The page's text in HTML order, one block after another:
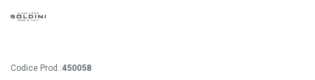
Codice Prod.:450058